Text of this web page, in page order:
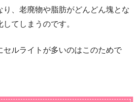
り、老廃物や脂肪がどんどん塊とな
てしまうのです。
セルライトが多いのはこのためで